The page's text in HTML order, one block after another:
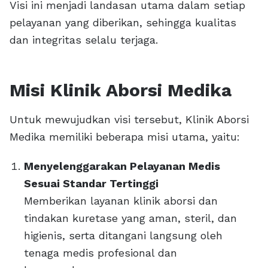
Visi ini menjadi landasan utama dalam setiap
pelayanan yang diberikan, sehingga kualitas
dan integritas selalu terjaga.
Misi Klinik Aborsi Medika
Untuk mewujudkan visi tersebut, Klinik Aborsi
Medika memiliki beberapa misi utama, yaitu:
Menyelenggarakan Pelayanan Medis
Sesuai Standar Tertinggi
Memberikan layanan klinik aborsi dan
tindakan kuretase yang aman, steril, dan
higienis, serta ditangani langsung oleh
tenaga medis profesional dan